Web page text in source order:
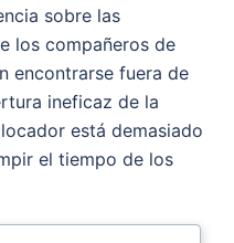
sobre las
los compañeros de
encontrarse fuera de
ineficaz de la
está demasiado
el tiempo de los